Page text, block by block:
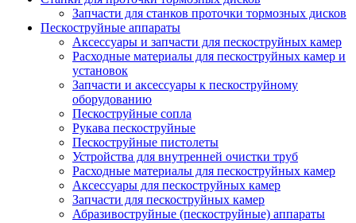
Запчасти для станков проточки тормозных дисков
Пескоструйные аппараты
Аксессуары и запчасти для пескоструйных камер
Расходные материалы для пескоструйных камер и
установок
Запчасти и аксессуары к пескоструйному
оборудованию
Пескоструйные сопла
Рукава пескоструйные
Пескоструйные пистолеты
Устройства для внутренней очистки труб
Расходные материалы для пескоструйных камер
Аксессуары для пескоструйных камер
Запчасти для пескоструйных камер
Абразивоструйные (пескоструйные) аппараты